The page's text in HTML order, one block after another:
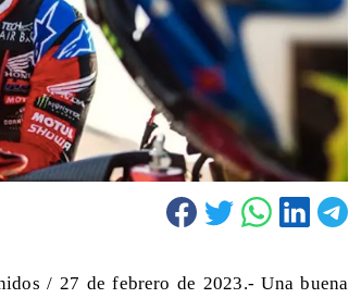
/ 27 de febrero de 2023.- Una buena